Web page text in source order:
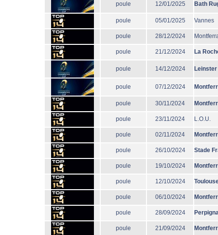
poule 12/01/2025 Bath
poule 05/01/2025 Vannes
poule 28/12/2024
poule 21/12/2024 La
poule 14/12/2024 Leinster
poule 07/12/2024
poule 30/11/2024
poule 23/11/2024 L.O.U.
poule 02/11/2024
poule 26/10/2024 Stade
poule 19/10/2024
poule 12/10/2024
poule 06/10/2024
poule 28/09/2024
poule 21/09/2024